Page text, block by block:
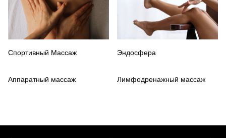
Спортивный Массаж Эндосфера
Аппаратный массаж Лимфодренажный массаж